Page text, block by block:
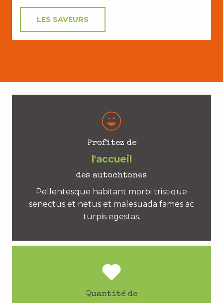
LES SAVEURS
Profitez de
l'accueil
des autochtones
Pellentesque habitant morbi tristique
senectus et netus et malesuada fames ac
turpis egestas.
Quantité de